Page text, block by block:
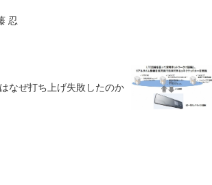
忍
なぜ打ち上げ失敗したのか